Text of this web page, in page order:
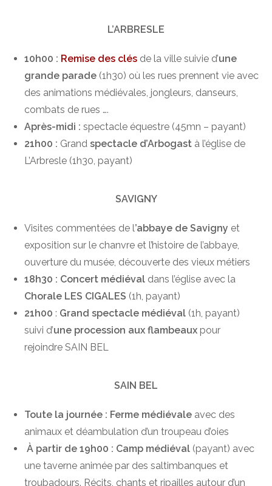
L’ARBRESLE
10h00 : Remise des clés de la ville suivie d’une
grande parade (1h30) où les rues prennent vie avec
des animations médiévales, jongleurs, danseurs,
combats de rues ….
Après-midi : spectacle équestre (45mn – payant)
21h00 : Grand spectacle d’Arbogast à l’église de
L’Arbresle (1h30, payant)
SAVIGNY
Visites commentées de l’abbaye de Savigny et
exposition sur le chanvre et l’histoire de l’abbaye,
ouverture du musée, découverte des vieux métiers
18h30 : Concert médiéval dans l’église avec la
Chorale LES CIGALES (1h, payant)
21h00 : Grand spectacle médiéval (1h, payant)
suivi d’une procession aux flambeaux pour
rejoindre SAIN BEL
SAIN BEL
Toute la journée : Ferme médiévale avec des
animaux et déambulation d’un troupeau d’oies
À partir de 19h00 : Camp médiéval (payant) avec
une taverne animée par des saltimbanques et
troubadours. Récits, chants et ripailles autour d’un